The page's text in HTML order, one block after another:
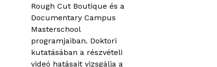
Rough Cut Boutique és a
Documentary Campus
Masterschool
programjaiban. Doktori
kutatásában a részvételi
videó hatásait vizsgálja a